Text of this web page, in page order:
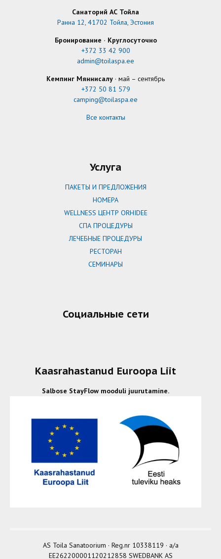
Санаторий АС Тойла
Ранна 12, 41702 Тойла, Эстония
Бронирование · Круглосуточно
+372 33 42 900
admin@toilaspa.ee
Кемпинг Мяннисалу · май – сентябрь
+372 50 81 579
camping@toilaspa.ee
Все контакты
Услуга
ПАКЕТЫ И ПРЕДЛОЖЕНИЯ
НОМЕРА
WELLNESS ЦЕНТР ORHIDEE
СПА ПРОЦЕДУРЫ
ЛЕЧЕБНЫЕ ПРОЦЕДУРЫ
РЕСТОРАН
СЕМИНАРЫ
Социальные сети
Kaasrahastanud Euroopa Liit
Salbose StayFlow mooduli juurutamine.
AS Toila Sanatoorium · Reg.nr 10338119 · a/a
EE262200001120212858 SWEDBANK AS